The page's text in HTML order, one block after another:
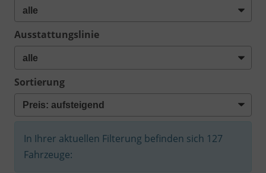
Ausstattungslinie
Sortierung
In Ihrer aktuellen Filterung befinden sich 127
Fahrzeuge: